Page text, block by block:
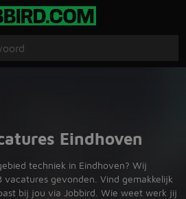
Eindhoven
techniek in Eindhoven? Wij
gevonden. Vind gemakkelijk
bij jou via Jobbird. Wie weet werk jij